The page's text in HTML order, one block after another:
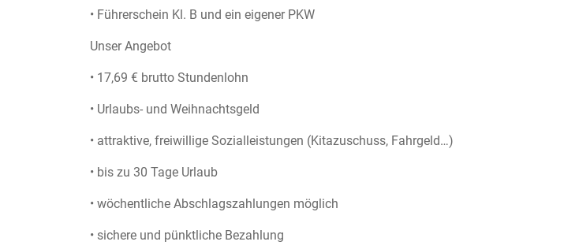
• Führerschein Kl. B und ein eigener PKW
Unser Angebot
• 17,69 € brutto Stundenlohn
• Urlaubs- und Weihnachtsgeld
• attraktive, freiwillige Sozialleistungen (Kitazuschuss, Fahrgeld…)
• bis zu 30 Tage Urlaub
• wöchentliche Abschlagszahlungen möglich
• sichere und pünktliche Bezahlung